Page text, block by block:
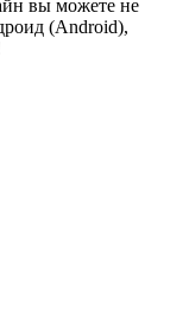
вы можете не
(Android),